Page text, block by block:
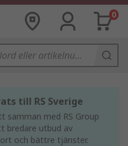
0
till RS Sverige
samman med RS Group
bredare utbud av
och bättre tjänster.